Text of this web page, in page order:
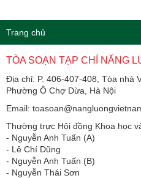
Trang chủ
TÒA SOẠN TẠP CHÍ NĂNG
Địa chỉ: P. 406-407-408, Tòa nhà
Phường Ô Chợ Dừa, Hà Nội
Email:
Thường trực Hội đồng Khoa học
​​​​​​- Nguyễn Anh Tuấn (A)
- Lê Chí Dũng
- Nguyễn Anh Tuấn (B)
- Nguyễn Thái Sơn